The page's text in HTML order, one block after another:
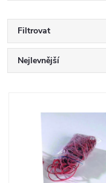
Filtrovat
Ř
Nejlevnější